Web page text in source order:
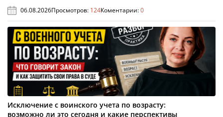
06.08.2026Просмотров: 124Коментарии:0
Исключение с воинского учета по возрасту:
возможно ли это сегодня и какие перспективы